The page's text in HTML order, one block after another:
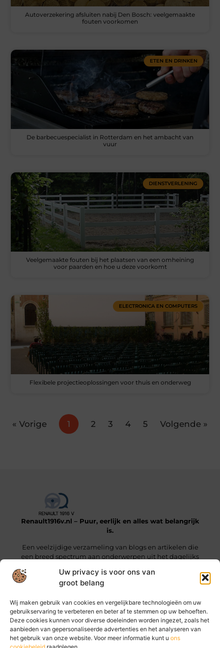
Uw privacy is voor ons van
groot belang
Wij maken gebruik van cookies en vergelijkbare technologieën om uw
gebruikservaring te verbeteren en beter af te stemmen op uw behoeften.
Deze cookies kunnen voor diverse doeleinden worden ingezet, zoals het
aanbieden van gepersonaliseerde advertenties en het analyseren van
het gebruik van onze website. Voor meer informatie kunt u ons
Autoverzekering afsluiten nabij Den Bosch: veelgemaakte
fouten voorkomen
ETEN EN DRINKEN
De barbecuespecialist in Rotterdam en het ambacht van
vuur
DIENSTVERLENING
Veelgemaakte fouten bij het plaatsen van een omheining
voor paarden en hoe u deze voorkomt
ELECTRONICA EN COMPUTERS
Flexibele projectieoplossingen voor thuis en onderweg
« Vorige 1 2 3 4 5 Volgende »
Renault1916v.nl – Puur, eerlijk en alles wat belangrijk
is.
Een veelzijdige verzameling van blogs en artikelen die
een breed spectrum aan onderwerpen uit het dagelijks
Onze informatie
Bericht categorie